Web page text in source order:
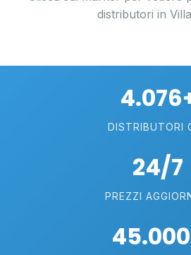
distributori in
DISTRIBUTORI
24/7
PREZZI